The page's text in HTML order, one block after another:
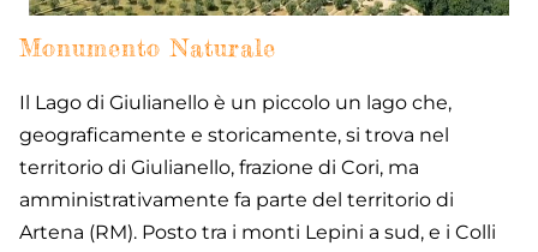
Monumento Naturale
Il Lago di Giulianello è un piccolo un lago che,
geograficamente e storicamente, si trova nel
territorio di Giulianello, frazione di Cori, ma
amministrativamente fa parte del territorio di
Artena (RM). Posto tra i monti Lepini a sud, e i Colli